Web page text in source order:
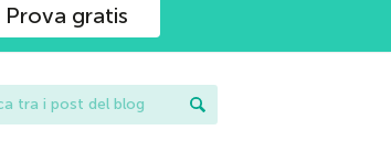
Prova gratis